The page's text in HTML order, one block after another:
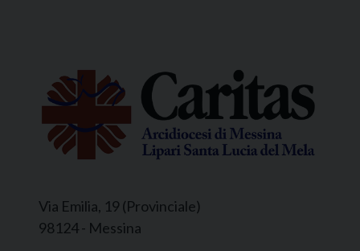
Via Emilia, 19 (Provinciale)
98124 - Messina